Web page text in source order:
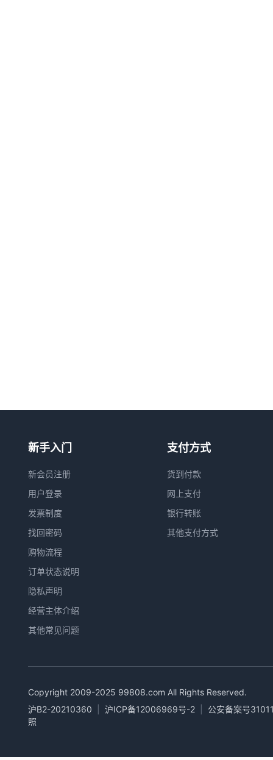
新手入门
新会员注册
用户登录
发票制度
找回密码
购物流程
订单状态说明
隐私声明
经营主体介绍
其他常见问题
支付方式
货到付款
网上支付
银行转账
其他支付方式
Copyright 2009-2025 99808.com All Rights Reserved.
沪B2-20210360
沪ICP备12006969号-2
公安备案号
照